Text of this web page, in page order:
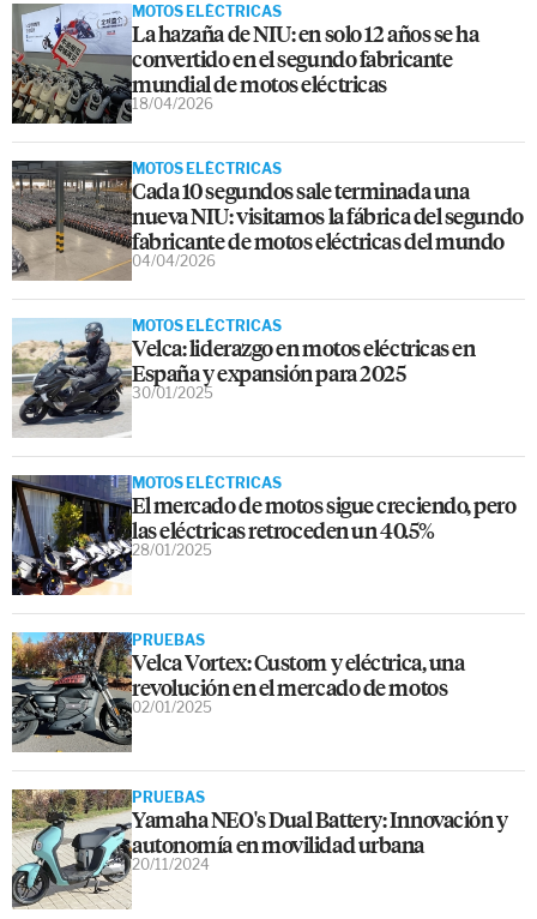
MOTOS ELÉCTRICAS
La hazaña de NIU: en solo 12 años se ha
convertido en el segundo fabricante
mundial de motos eléctricas
18/04/2026
MOTOS ELÉCTRICAS
Cada 10 segundos sale terminada una
nueva NIU: visitamos la fábrica del segundo
fabricante de motos eléctricas del mundo
04/04/2026
MOTOS ELÉCTRICAS
Velca: liderazgo en motos eléctricas en
España y expansión para 2025
30/01/2025
MOTOS ELÉCTRICAS
El mercado de motos sigue creciendo, pero
las eléctricas retroceden un 40.5%
28/01/2025
PRUEBAS
Velca Vortex: Custom y eléctrica, una
revolución en el mercado de motos
02/01/2025
PRUEBAS
Yamaha NEO's Dual Battery: Innovación y
autonomía en movilidad urbana
20/11/2024